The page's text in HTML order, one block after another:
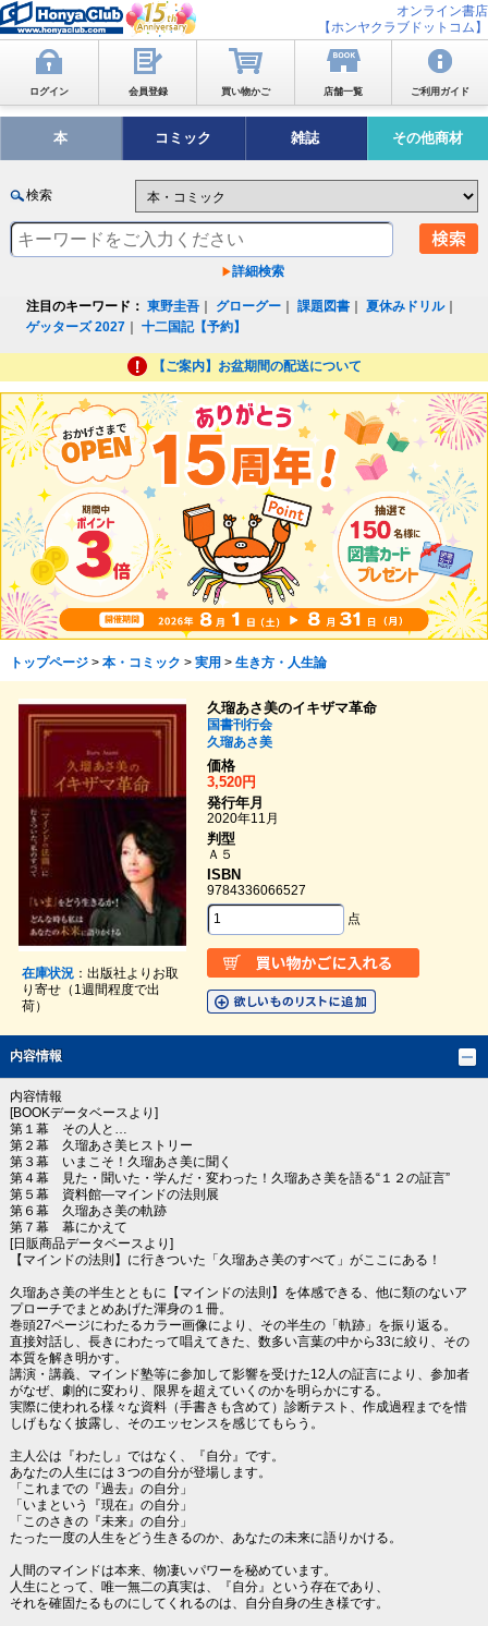
オンライン書店
【ホンヤクラブドットコム】
ログイン 会員登録 買い物かご 店舗一覧 ご利用ガイド
本 コミック 雑誌 その他商材
検索
詳細検索
注目のキーワード： 東野圭吾 グローグー ｜課題図書 ｜夏休みドリル｜
ゲッターズ 2027 ｜十二国記【予約】
【ご案内】お盆期間の配送について
トップページ> 本・コミック > 実用 > 生き方・人生論
在庫状況：出版社よりお取
り寄せ（1週間程度で出
荷）
久瑠あさ美のイキザマ革命
国書刊行会
久瑠あさ美
価格
3,520円
発行年月
2020年11月
判型
Ａ５
ISBN
9784336066527
点
内容情報
内容情報
[BOOKデータベースより]
第１幕 その人と…
第２幕 久瑠あさ美ヒストリー
第３幕 いまこそ！久瑠あさ美に聞く
第４幕 見た・聞いた・学んだ・変わった！久瑠あさ美を語る“１２の証言”
第５幕 資料館―マインドの法則展
第６幕 久瑠あさ美の軌跡
第７幕 幕にかえて
[日販商品データベースより]
【マインドの法則】に行きついた「久瑠あさ美のすべて」がここにある！
久瑠あさ美の半生とともに【マインドの法則】を体感できる、他に類のないア
プローチでまとめあげた渾身の１冊。
巻頭27ページにわたるカラー画像により、その半生の「軌跡」を振り返る。
直接対話し、長きにわたって唱えてきた、数多い言葉の中から33に絞り、その
本質を解き明かす。
講演・講義、マインド塾等に参加して影響を受けた12人の証言により、参加者
がなぜ、劇的に変わり、限界を超えていくのかを明らかにする。
実際に使われる様々な資料（手書きも含めて）診断テスト、作成過程までを惜
しげもなく披露し、そのエッセンスを感じてもらう。
主人公は『わたし』ではなく、『自分』です。
あなたの人生には３つの自分が登場します。
「これまでの『過去』の自分」
「いまという『現在』の自分」
「このさきの『未来』の自分」
たった一度の人生をどう生きるのか、あなたの未来に語りかける。
人間のマインドは本来、物凄いパワーを秘めています。
人生にとって、唯一無二の真実は、『自分』という存在であり、
それを確固たるものにしてくれるのは、自分自身の生き様です。